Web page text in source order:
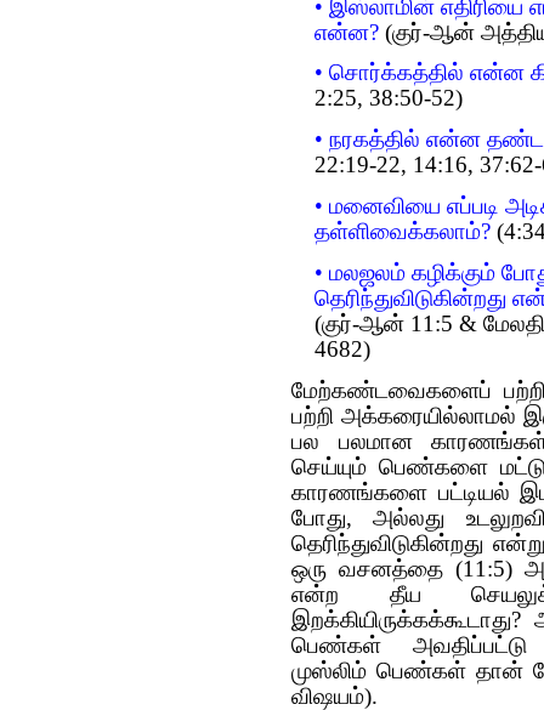
• இஸ்லாமின் எதிரியை
என்ன?(குர்-ஆன்
• சொர்க்கத்தில் என்ன
2:25, 38:50-52)
• நரகத்தில் என்ன
22:19-22, 14:16,
• மனைவியை எப்படி
தள்ளிவைக்கலாம்?
• மலஜலம் கழிக்கும்
(குர்-ஆன் 11:5 &
4682)
மேற்கண்டவைகளைப் பற்றி
பற்றி அக்கரையில்லாமல்
பல பலமான காரணங்கள்
செய்யும் பெண்களை
காரணங்களை பட்டியல்
போது, அல்லது
தெரிந்துவிடுகின்றது
ஒரு வசனத்தை (11:5)
என்ற தீய
பெண்கள் அவதிப்பட்டு
முஸ்லிம் பெண்கள் தான்
விஷயம்).